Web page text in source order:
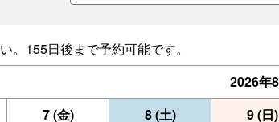
。155日後まで予約可能です。
2026年
7(金) 8(土) 9(日)